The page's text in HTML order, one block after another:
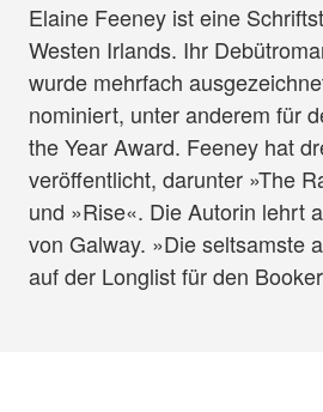
Elaine Feeney ist eine
Westen Irlands. Ihr
wurde mehrfach
nominiert, unter anderem für
the Year Award. Feeney hat
veröffentlicht, darunter »The
und »Rise«. Die Autorin lehrt
von Galway. »Die seltsamste
auf der Longlist für den